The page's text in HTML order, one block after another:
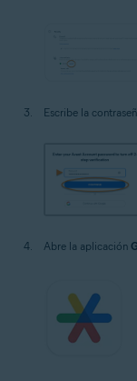
Escribe la
Abre la aplicación